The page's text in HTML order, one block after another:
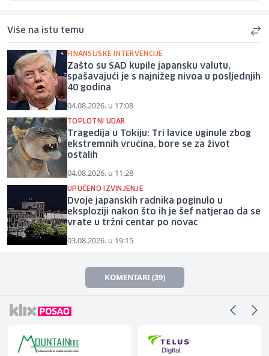
Više na istu temu
FINANSIJSKE INTERVENCIJE
Zašto su SAD kupile japansku valutu,
spašavajući je s najnižeg nivoa u posljednjih
40 godina
04.08.2026. u 17:08
TOPLOTNI UDAR
Tragedija u Tokiju: Tri lavice uginule zbog
ekstremnih vrućina, bore se za život
ostalih
04.08.2026. u 11:28
UPUĆENO IZVINJENJE
Dvoje japanskih radnika poginulo u
eksploziji nakon što ih je šef natjerao da se
vrate u tržni centar po novac
03.08.2026. u 19:15
KOMENTARI (39)